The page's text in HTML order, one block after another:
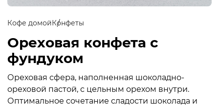
Кофе домойКонфеты
Ореховая конфета с
фундуком
Ореховая сфера, наполненная шоколадно-
ореховой пастой, с цельным орехом внутри.
Оптимальное сочетание сладости шоколада и